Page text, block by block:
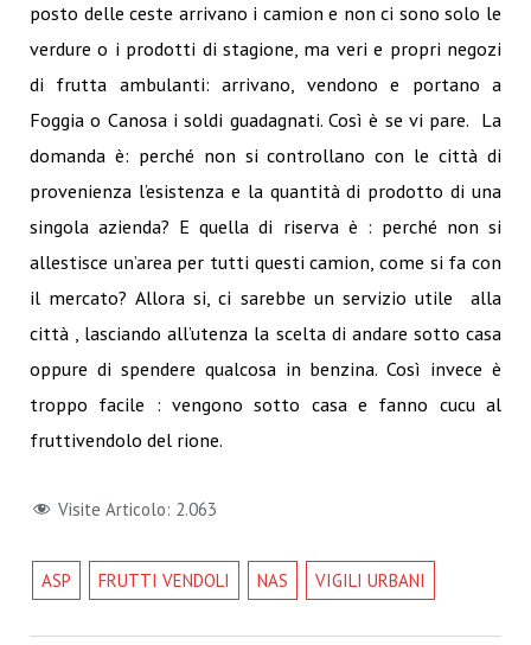
posto delle ceste arrivano i camion e non ci sono solo le
verdure o i prodotti di stagione, ma veri e propri negozi
di frutta ambulanti: arrivano, vendono e portano a
Foggia o Canosa i soldi guadagnati. Così è se vi pare. La
domanda è: perché non si controllano con le città di
provenienza l’esistenza e la quantità di prodotto di una
singola azienda? E quella di riserva è : perché non si
allestisce un’area per tutti questi camion, come si fa con
il mercato? Allora si, ci sarebbe un servizio utile alla
città , lasciando all’utenza la scelta di andare sotto casa
oppure di spendere qualcosa in benzina. Così invece è
troppo facile : vengono sotto casa e fanno cucu al
fruttivendolo del rione.
Visite Articolo: 2.063
ASP FRUTTI VENDOLI NAS VIGILI URBANI